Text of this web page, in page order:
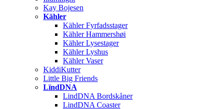
Kay Bojesen
Kähler
Kähler Fyrfadsstager
Kähler Hammershøi
Kähler Lysestager
Kähler Lyshus
Kähler Vaser
KiddiKutter
Little Big Friends
LïndDNA
LindDNA Bordskåner
LindDNA Coaster